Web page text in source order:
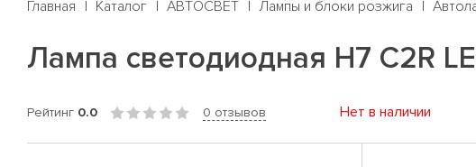
Главная Каталог АВТОСВЕТ Лампы и блоки розжига
Лампа светодиодная H7 C2R
Рейтинг 0.0 0 отзывов Нет в наличии